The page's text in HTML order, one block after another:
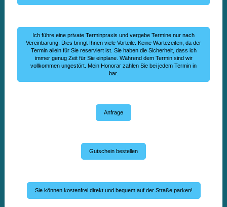
Ich führe eine private Terminpraxis und vergebe Termine nur nach
Vereinbarung. Dies bringt Ihnen viele Vorteile. Keine Wartezeiten, da der
Termin allein für Sie reserviert ist. Sie haben die Sicherheit, dass ich
immer genug Zeit für Sie einplane. Während dem Termin sind wir
vollkommen ungestört. Mein Honorar zahlen Sie bei jedem Termin in
bar.
Anfrage
Gutschein bestellen
Sie können kostenfrei direkt und bequem auf der Straße parken!